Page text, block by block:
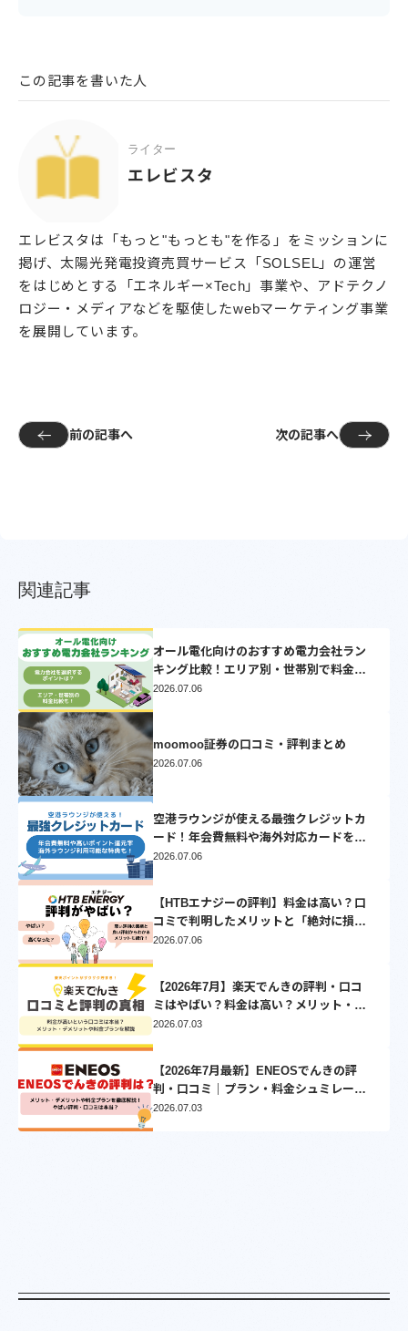
この記事を書いた人
エレビスタ
ライター
エレビスタは「もっと"もっとも"を作る」をミッションに
掲げ、太陽光発電投資売買サービス「SOLSEL」の運営
をはじめとする「エネルギー×Tech」事業や、アドテクノ
ロジー・メディアなどを駆使したwebマーケティング事業
を展開しています。
前の記事へ 次の記事へ
関連記事
オール電化向けのおすすめ電力会社ラン
キング比較！エリア別・世帯別で料金比
較シミュレーション【2025】
2026.07.06
moomoo証券の口コミ・評判まとめ
2026.07.06
空港ラウンジが使える最強クレジットカ
ード！年会費無料や海外対応カードを厳
選
2026.07.06
【HTBエナジーの評判】料金は高い？口
コミで判明したメリットと「絶対に損し
ない」乗り換え先3選
2026.07.06
【2026年7月】楽天でんきの評判・口コ
ミはやばい？料金は高い？メリット・デ
メリットを徹底比較
2026.07.03
【2026年7月最新】ENEOSでんきの評
判・口コミ｜プラン・料金シュミレーシ
ョンとVポイントについて徹底解説
2026.07.03